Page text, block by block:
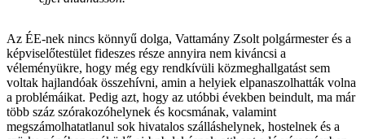
Az ÉE-nek nincs könnyű dolga, Vattamány Zsolt polgármester és a
képviselőtestület fideszes része annyira nem kiváncsi a
véleményükre, hogy még egy rendkívüli közmeghallgatást sem
voltak hajlandóak összehívni, amin a helyiek elpanaszolhatták volna
a problémáikat. Pedig azt, hogy az utóbbi években beindult, ma már
több száz szórakozóhelynek és kocsmának, valamint
megszámolhatatlanul sok hivatalos szálláshelynek, hostelnek és a